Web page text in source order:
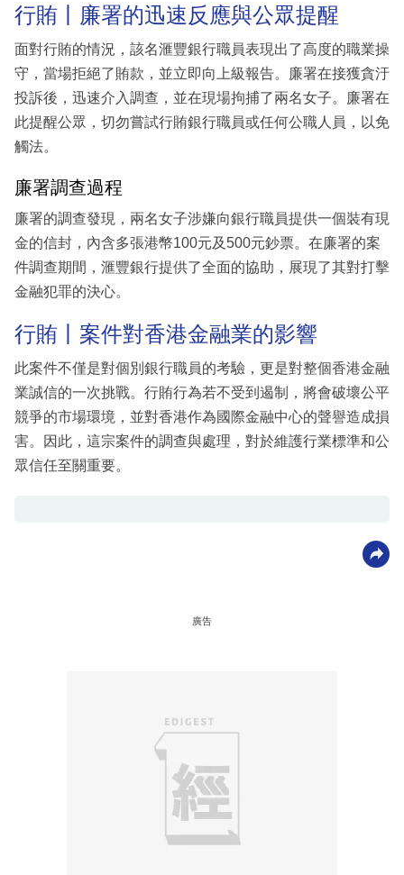
行賄丨廉署的迅速反應與公眾提醒
面對行賄的情況，該名滙豐銀行職員表現出了高度的職業操
守，當場拒絕了賄款，並立即向上級報告。廉署在接獲貪汙
投訴後，迅速介入調查，並在現場拘捕了兩名女子。廉署在
此提醒公眾，切勿嘗試行賄銀行職員或任何公職人員，以免
觸法。
廉署調查過程
廉署的調查發現，兩名女子涉嫌向銀行職員提供一個裝有現
金的信封，內含多張港幣100元及500元鈔票。在廉署的案
件調查期間，滙豐銀行提供了全面的協助，展現了其對打擊
金融犯罪的決心。
行賄丨案件對香港金融業的影響
此案件不僅是對個別銀行職員的考驗，更是對整個香港金融
業誠信的一次挑戰。行賄行為若不受到遏制，將會破壞公平
競爭的市場環境，並對香港作為國際金融中心的聲譽造成損
害。因此，這宗案件的調查與處理，對於維護行業標準和公
眾信任至關重要。
廣告